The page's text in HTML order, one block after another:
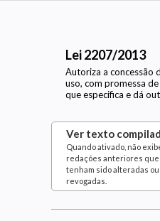
Lei 2207/2013
Autoriza a concessão
uso, com promessa
que especifica e dá
Ver texto
Quando ativado, não
redações anteriores que
tenham sido alteradas ou
revogadas.